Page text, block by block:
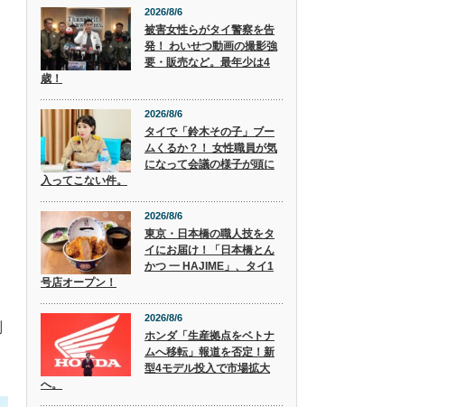
2026/8/6
被害女性らがタイ警察を告
発！ わいせつ動画の撮影強
要・販売など。最年少は4
歳！
2026/8/6
タイで「鈴木その子」ブー
ムくるか？！ 女性職員が気
になって会議の様子が頭に
入ってこない件。
2026/8/6
東京・日本橋の職人技をタ
イにお届け！「日本橋とん
かつ 一 HAJIME」、タイ1
号店オープン！
2026/8/6
ホンダ「生産拠点をベトナ
ムへ移転」報道を否定！新
型4モデル投入で市場拡大
へ。